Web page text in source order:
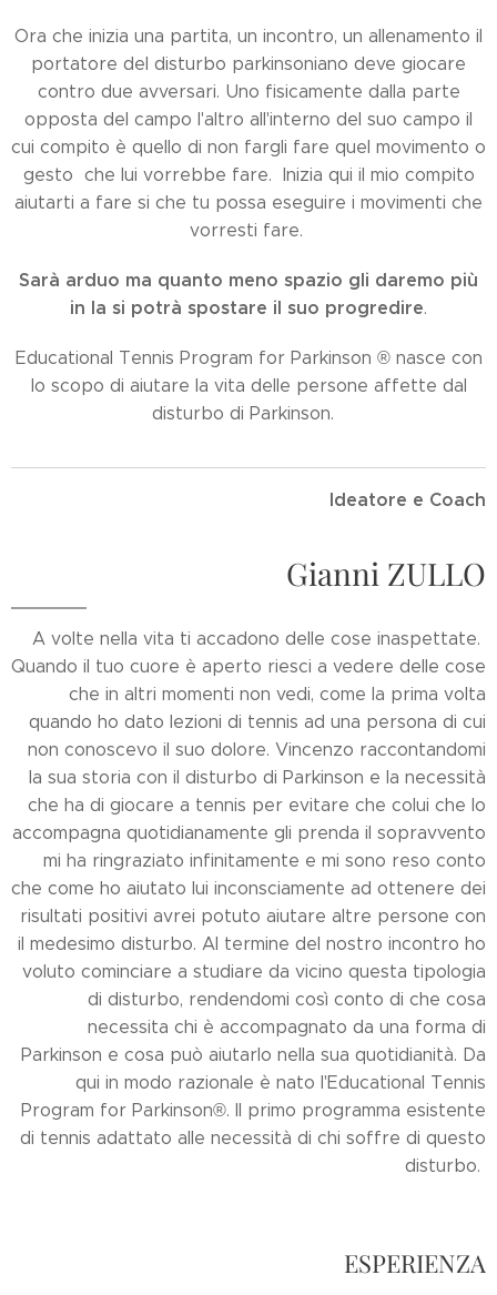
Ora che inizia una partita, un incontro, un allenamento il
portatore del disturbo parkinsoniano deve giocare
contro due avversari. Uno fisicamente dalla parte
opposta del campo l'altro all'interno del suo campo il
cui compito è quello di non fargli fare quel movimento o
gesto che lui vorrebbe fare. Inizia qui il mio compito
aiutarti a fare si che tu possa eseguire i movimenti che
vorresti fare.
Sarà arduo ma quanto meno spazio gli daremo più
in la si potrà spostare il suo progredire.
Educational Tennis Program for Parkinson ® nasce con
lo scopo di aiutare la vita delle persone affette dal
disturbo di Parkinson.
Ideatore e Coach
Gianni ZULLO
A volte nella vita ti accadono delle cose inaspettate.
Quando il tuo cuore è aperto riesci a vedere delle cose
che in altri momenti non vedi, come la prima volta
quando ho dato lezioni di tennis ad una persona di cui
non conoscevo il suo dolore. Vincenzo raccontandomi
la sua storia con il disturbo di Parkinson e la necessità
che ha di giocare a tennis per evitare che colui che lo
accompagna quotidianamente gli prenda il sopravvento
mi ha ringraziato infinitamente e mi sono reso conto
che come ho aiutato lui inconsciamente ad ottenere dei
risultati positivi avrei potuto aiutare altre persone con
il medesimo disturbo. Al termine del nostro incontro ho
voluto cominciare a studiare da vicino questa tipologia
di disturbo, rendendomi così conto di che cosa
necessita chi è accompagnato da una forma di
Parkinson e cosa può aiutarlo nella sua quotidianità. Da
qui in modo razionale è nato l'Educational Tennis
Program for Parkinson®. Il primo programma esistente
di tennis adattato alle necessità di chi soffre di questo
disturbo.
ESPERIENZA